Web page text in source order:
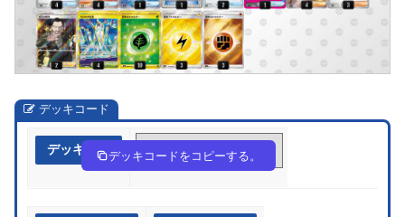
デッキコード
デッキ作成 pMpySp-7PfxgN-RRyyy2
デッキコードをコピーする。